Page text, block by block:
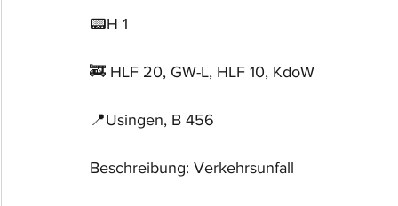
📟H 1
🚒 HLF 20, GW-L, HLF 10, KdoW
📍Usingen, B 456
Beschreibung: Verkehrsunfall